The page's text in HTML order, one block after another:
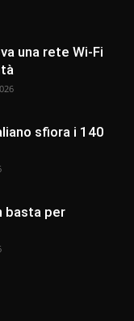
una rete Wi-Fi
sfiora i 140
basta per